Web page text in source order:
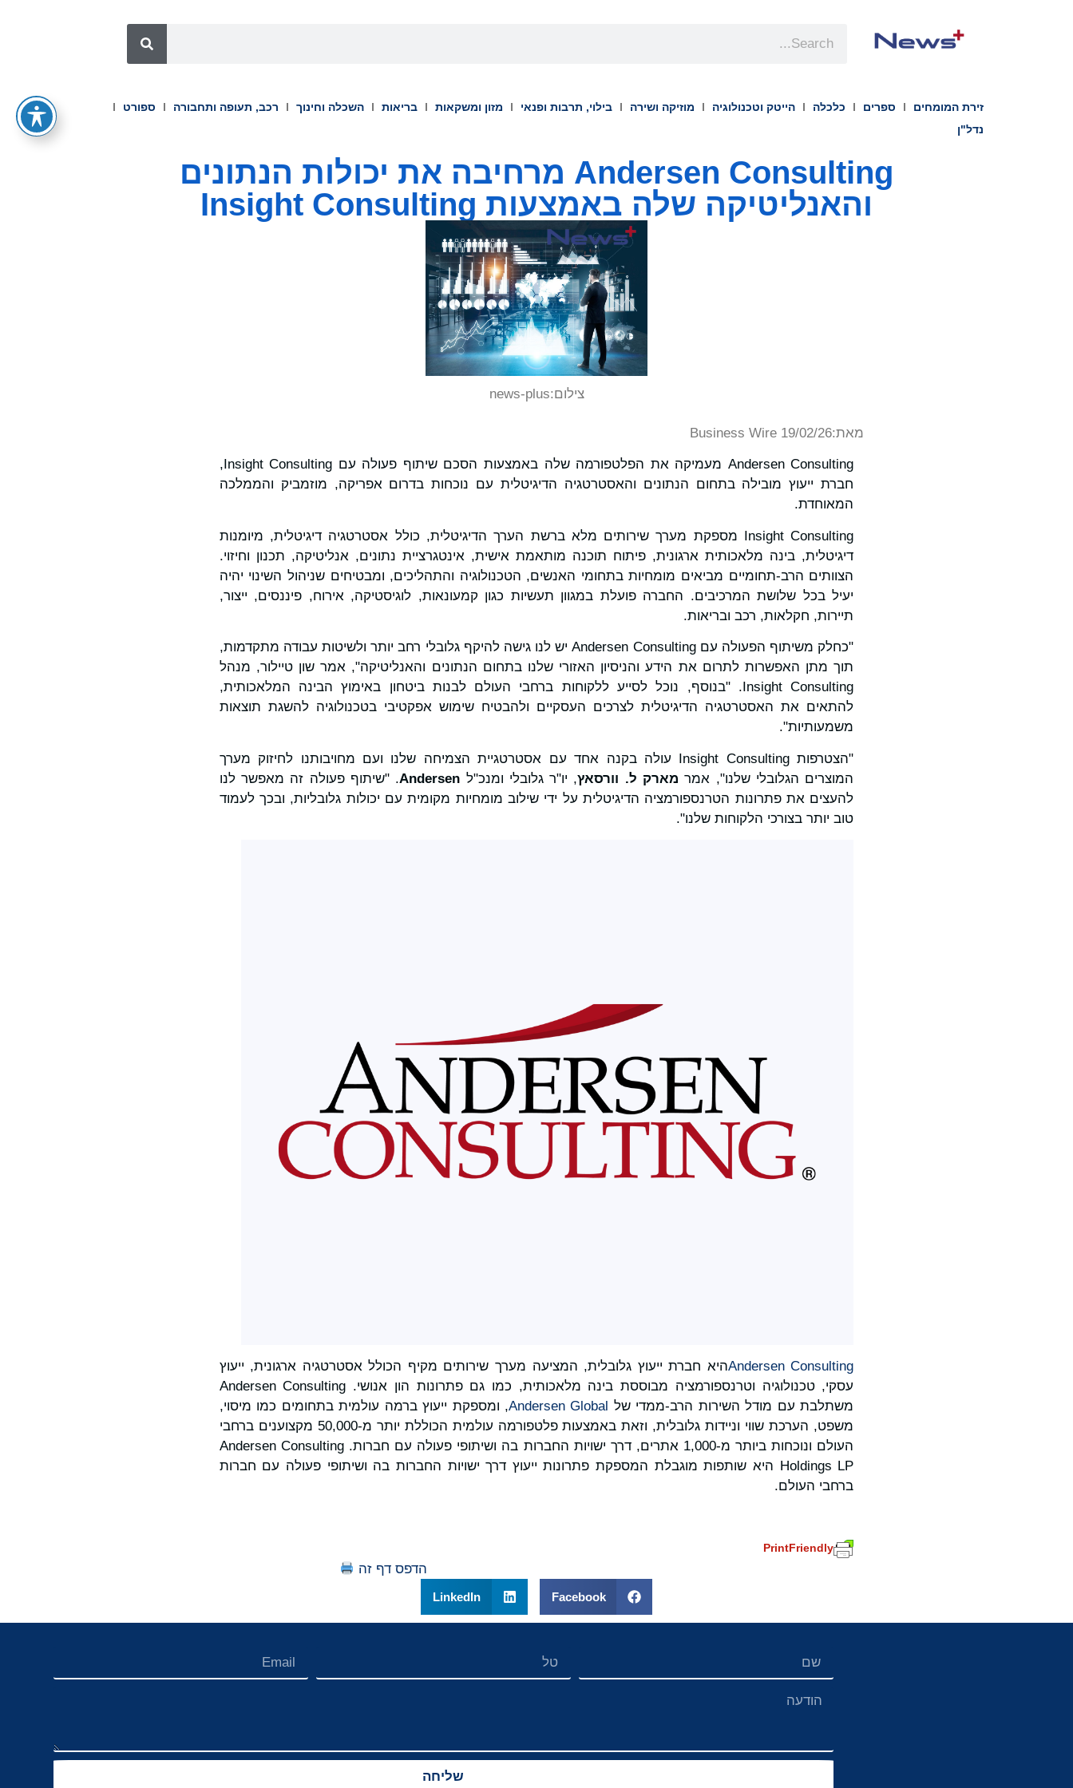
זירת המומחים ספרים כלכלה הייטק וטכנולוגיה מוזיקה ושירה בילוי, תרבות ופנאי מזון ומשקאות בריאות השכלה וחינוך רכב, תעופה ותחבורה
ספורט
נדל"ן
Andersen Consulting מרחיבה את יכולות הנתונים
והאנליטיקה שלה באמצעות Insight Consulting
צילום:news-plus
מאת:Business Wire 19/02/26
Andersen Consulting מעמיקה את הפלטפורמה שלה באמצעות הסכם שיתוף פעולה עם Insight Consulting,
חברת ייעוץ מובילה בתחום הנתונים והאסטרטגיה הדיגיטלית עם נוכחות בדרום אפריקה, מוזמביק והממלכה
המאוחדת.
Insight Consulting מספקת מערך שירותים מלא ברשת הערך הדיגיטלית, כולל אסטרטגיה דיגיטלית, מיומנות
דיגיטלית, בינה מלאכותית ארגונית, פיתוח תוכנה מותאמת אישית, אינטגרציית נתונים, אנליטיקה, תכנון וחיזוי.
הצוותים הרב-תחומיים מביאים מומחיות בתחומי האנשים, הטכנולוגיה והתהליכים, ומבטיחים שניהול השינוי יהיה
יעיל בכל שלושת המרכיבים. החברה פועלת במגוון תעשיות כגון קמעונאות, לוגיסטיקה, אירוח, פיננסים, ייצור,
תיירות, חקלאות, רכב ובריאות.
"כחלק משיתוף הפעולה עם Andersen Consulting יש לנו גישה להיקף גלובלי רחב יותר ולשיטות עבודה מתקדמות,
תוך מתן האפשרות לתרום את הידע והניסיון האזורי שלנו בתחום הנתונים והאנליטיקה", אמר שון טיילור, מנהל
Insight Consulting. "בנוסף, נוכל לסייע ללקוחות ברחבי העולם לבנות ביטחון באימוץ הבינה המלאכותית,
להתאים את האסטרטגיה הדיגיטלית לצרכים העסקיים ולהבטיח שימוש אפקטיבי בטכנולוגיה להשגת תוצאות
משמעותיות".
"הצטרפות Insight Consulting עולה בקנה אחד עם אסטרטגיית הצמיחה שלנו ועם מחויבותנו לחיזוק מערך
המוצרים הגלובלי שלנו", אמר מארק ל. וורסאץ, יו"ר גלובלי ומנכ"ל Andersen. "שיתוף פעולה זה מאפשר לנו
להעצים את פתרונות הטרנספורמציה הדיגיטלית על ידי שילוב מומחיות מקומית עם יכולות גלובליות, ובכך לעמוד
טוב יותר בצורכי הלקוחות שלנו".
Andersen Consultingהיא חברת ייעוץ גלובלית, המציעה מערך שירותים מקיף הכולל אסטרטגיה ארגונית, ייעוץ
עסקי, טכנולוגיה וטרנספורמציה מבוססת בינה מלאכותית, כמו גם פתרונות הון אנושי. Andersen Consulting
משתלבת עם מודל השירות הרב-ממדי של Andersen Global, ומספקת ייעוץ ברמה עולמית בתחומים כמו מיסוי,
משפט, הערכת שווי וניידות גלובלית, וזאת באמצעות פלטפורמה עולמית הכוללת יותר מ-50,000 מקצוענים ברחבי
העולם ונוכחות ביותר מ-1,000 אתרים, דרך ישויות החברות בה ושיתופי פעולה עם חברות. Andersen Consulting
Holdings LP היא שותפות מוגבלת המספקת פתרונות ייעוץ דרך ישויות החברות בה ושיתופי פעולה עם חברות
ברחבי העולם.
PrintFriendly
הדפס דף זה
Facebook
LinkedIn
שליחה